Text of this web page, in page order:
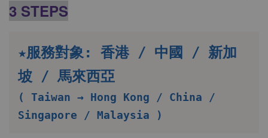
3 STEPS
★服務對象: 香港 / 中國 / 新加
坡 / 馬來西亞
( Taiwan → Hong Kong / China /
Singapore / Malaysia )